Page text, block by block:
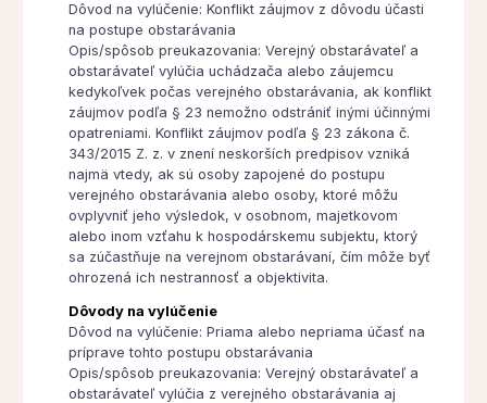
Dôvod na vylúčenie: Konflikt záujmov z dôvodu účasti
na postupe obstarávania
Opis/spôsob preukazovania: Verejný obstarávateľ a
obstarávateľ vylúčia uchádzača alebo záujemcu
kedykoľvek počas verejného obstarávania, ak konflikt
záujmov podľa § 23 nemožno odstrániť inými účinnými
opatreniami. Konflikt záujmov podľa § 23 zákona č.
343/2015 Z. z. v znení neskorších predpisov vzniká
najmä vtedy, ak sú osoby zapojené do postupu
verejného obstarávania alebo osoby, ktoré môžu
ovplyvniť jeho výsledok, v osobnom, majetkovom
alebo inom vzťahu k hospodárskemu subjektu, ktorý
sa zúčastňuje na verejnom obstarávaní, čím môže byť
ohrozená ich nestrannosť a objektivita.
Dôvody na vylúčenie
Dôvod na vylúčenie: Priama alebo nepriama účasť na
príprave tohto postupu obstarávania
Opis/spôsob preukazovania: Verejný obstarávateľ a
obstarávateľ vylúčia z verejného obstarávania aj